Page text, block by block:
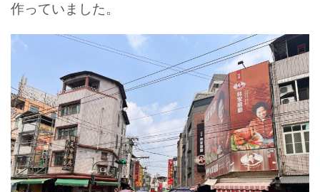
作っていました。